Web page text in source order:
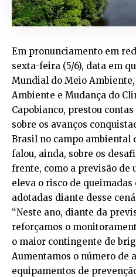
Em pronunciamento em
sexta-feira (5/6), data em
Mundial do Meio
Ambiente e Mudança do
Capobianco, prestou
sobre os avanços
Brasil no campo ambiental
falou, ainda, sobre os
frente, como a previsão de
eleva o risco de queimadas
adotadas diante desse
“Neste ano, diante da
reforçamos o
o maior contingente de
Aumentamos o número de
equipamentos de